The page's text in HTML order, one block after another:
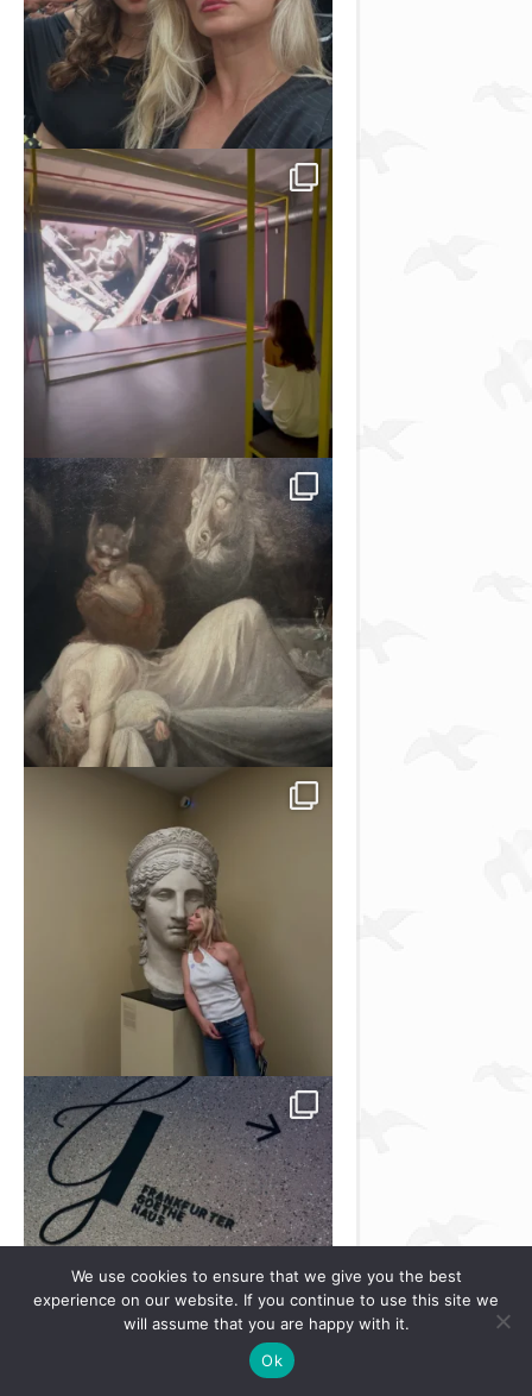
We use cookies to ensure that we give you the best
experience on our website. If you continue to use this site we
will assume that you are happy with it.
Ok